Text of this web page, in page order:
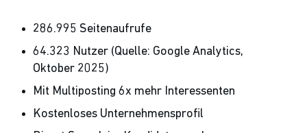
286.995 Seitenaufrufe
64.323 Nutzer (Quelle: Google Analytics,
Oktober 2025)
Mit Multiposting 6x mehr Interessenten
Kostenloses Unternehmensprofil